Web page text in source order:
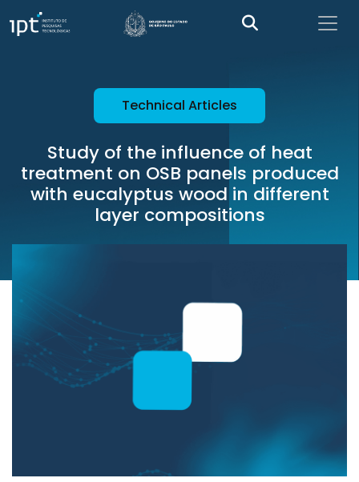
Technical Articles
Study of the influence of heat
treatment on OSB panels produced
with eucalyptus wood in different
layer compositions